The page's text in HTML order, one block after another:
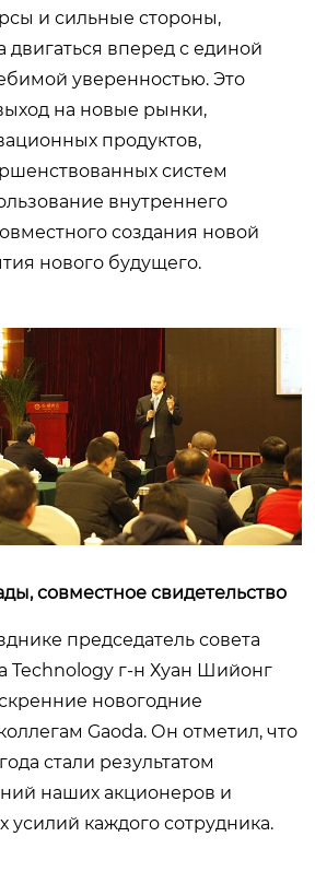
и сильные стороны,
вперед с единой
уверенностью. Это
на новые рынки,
продуктов,
систем
внутреннего
создания новой
нового будущего.
совместное свидетельство
председатель совета
Technology г-н Хуан Шийонг
новогодние
Gaoda. Он отметил, что
стали результатом
наших акционеров и
каждого сотрудника.